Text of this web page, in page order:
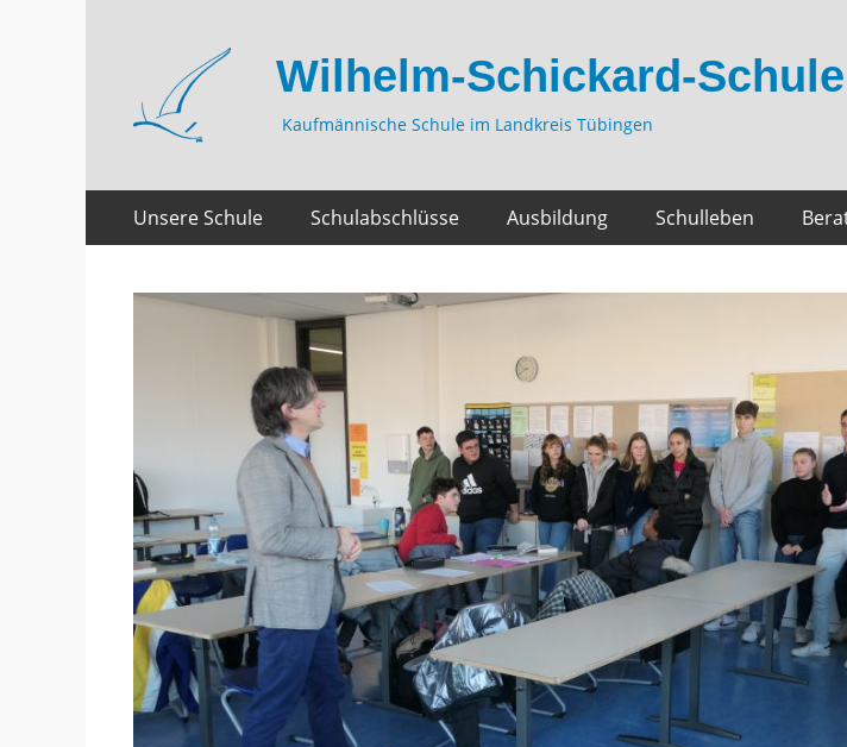
Wilhelm-Schickard-Schule
Kaufmännische Schule im Landkreis Tübingen
Primäres
Menü
Inhalt
Unsere Schule Schulabschlüsse Ausbildung Schulleben